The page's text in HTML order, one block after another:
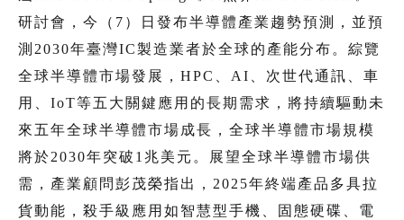
研討會，今（7）日發布半導體產業趨勢預測，並預
測2030年臺灣IC製造業者於全球的產能分布。綜覽
全球半導體市場發展，HPC、AI、次世代通訊、車
用、IoT等五大關鍵應用的長期需求，將持續驅動未
來五年全球半導體市場成長，全球半導體市場規模
將於2030年突破1兆美元。展望全球半導體市場供
需，產業顧問彭茂榮指出，2025年終端產品多具拉
貨動能，殺手級應用如智慧型手機、固態硬碟、電